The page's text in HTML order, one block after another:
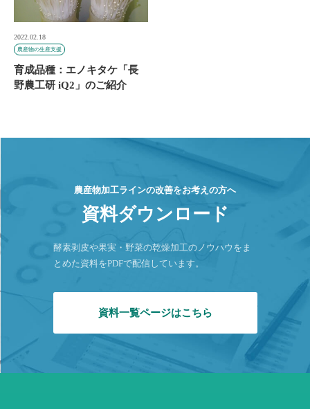
2022.02.18
農産物の生産支援
育成品種：エノキタケ「長
野農工研 iQ2」のご紹介
農産物加工ラインの改善をお考えの方へ
資料ダウンロード
酵素剥皮や果実・野菜の乾燥加工のノウハウをま
とめた資料をPDFで配信しています。
資料一覧ページはこちら